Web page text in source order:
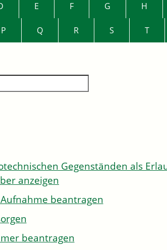
E F G H
P Q R S T
Gegenständen als
anzeigen
beantragen
beantragen